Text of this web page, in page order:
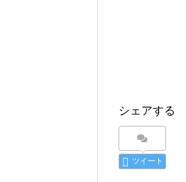
シェアする
ツイート